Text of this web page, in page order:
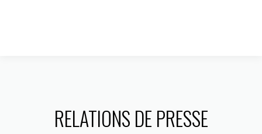
RELATIONS DE PRESSE